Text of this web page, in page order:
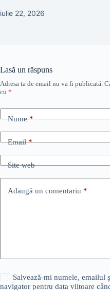
iulie 22, 2026
Lasă un răspuns
Adresa ta de email nu va fi publicată.
cu *
Nume*
Email*
Site web
Adaugă un comentariu *
Salvează-mi numele, emailul
navigator pentru data viitoare